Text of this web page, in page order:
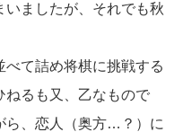
ましたが、それでも秋
て詰め将棋に挑戦する
ねるも又、乙なもので
ら、恋人（奥方…？）に